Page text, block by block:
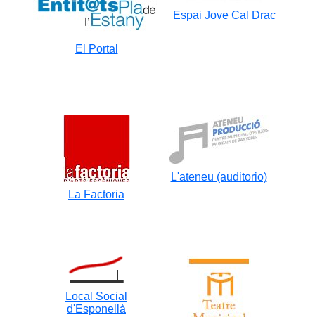
El Portal
Espai Jove Cal Drac
La Factoria
L'ateneu (auditorio)
Local Social
d'Esponellà